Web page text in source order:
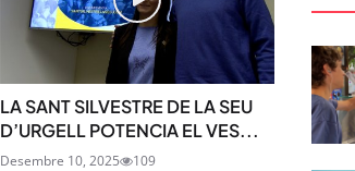
LA SANT SILVESTRE DE LA SEU
D’URGELL POTENCIA EL VES...
Desembre 10, 2025 109
SUBSCRIU-TE